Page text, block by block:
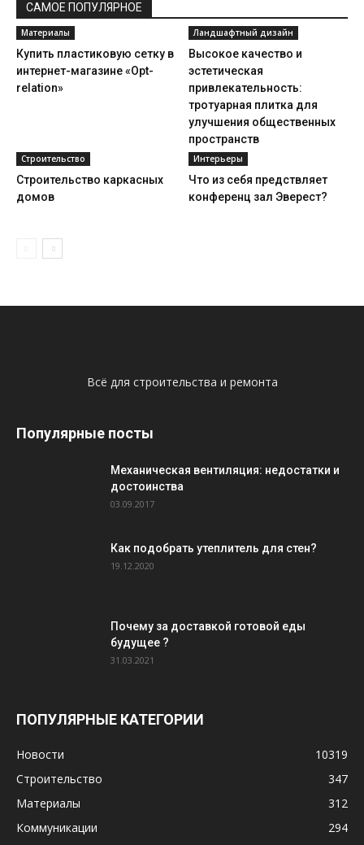
САМОЕ ПОПУЛЯРНОЕ
Материалы
Купить пластиковую сетку в
интернет-магазине «Opt-
relation»
Ландшафтный дизайн
Высокое качество и
эстетическая
привлекательность:
тротуарная плитка для
улучшения общественных
пространств
Строительство
Строительство каркасных
домов
Интерьеры
Что из себя предствляет
конференц зал Эверест?
Всё для строительства и ремонта
Популярные посты
Механическая вентиляция: недостатки и
достоинства
03.09.2017
Как подобрать утеплитель для стен?
19.12.2020
Почему за доставкой готовой еды
будущее ?
31.03.2021
ПОПУЛЯРНЫЕ КАТЕГОРИИ
Новости
10319
Строительство
347
Материалы
312
Коммуникации
294